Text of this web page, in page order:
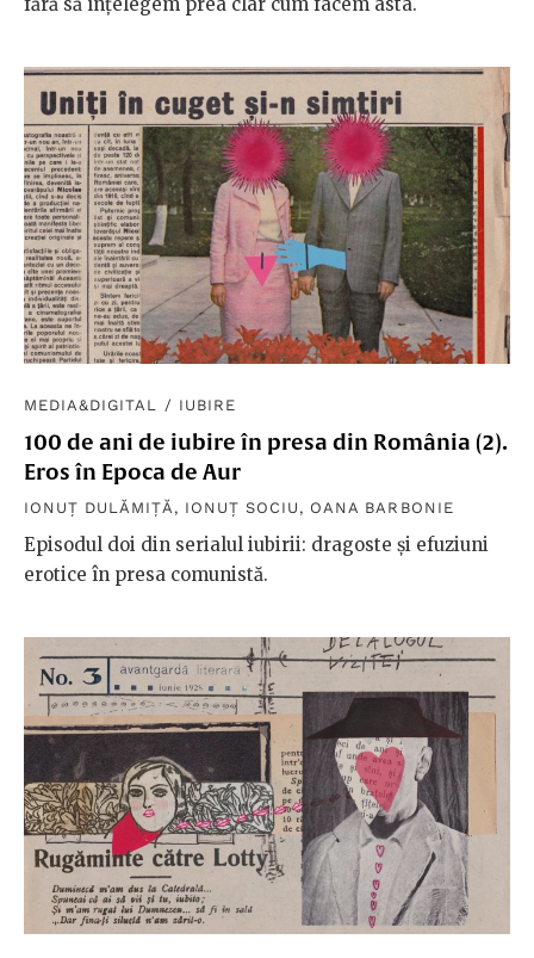
MEDIA&DIGITAL / IUBIRE
100 de ani de iubire în presa din România (2).
Eros în Epoca de Aur
IONUȚ DULĂMIȚĂ , IONUȚ SOCIU , OANA BARBONIE
Episodul doi din serialul iubirii: dragoste și efuziuni
erotice în presa comunistă.